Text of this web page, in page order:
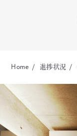
Home 進捗状況